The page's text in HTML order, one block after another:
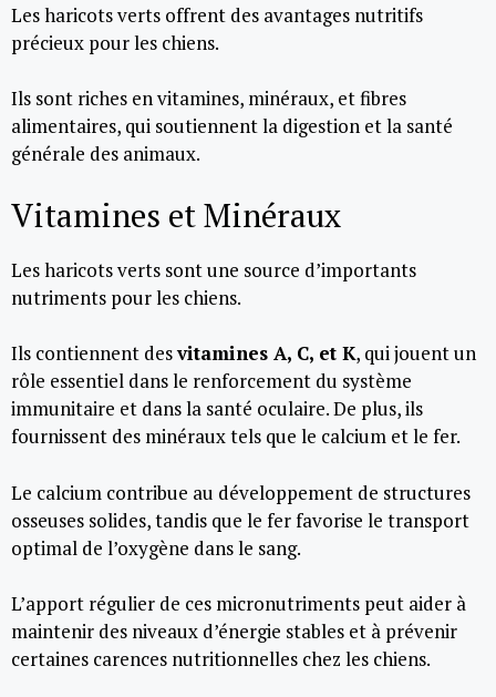
Les haricots verts offrent des avantages nutritifs
précieux pour les chiens.
Ils sont riches en vitamines, minéraux, et fibres
alimentaires, qui soutiennent la digestion et la santé
générale des animaux.
Vitamines et Minéraux
Les haricots verts sont une source d’importants
nutriments pour les chiens.
Ils contiennent desvitamines A, C, et K, qui jouent un
rôle essentiel dans le renforcement du système
immunitaire et dans la santé oculaire. De plus, ils
fournissent des minéraux tels que le calcium et le fer.
Le calcium contribue au développement de structures
osseuses solides, tandis que le fer favorise le transport
optimal de l’oxygène dans le sang.
L’apport régulier de ces micronutriments peut aider à
maintenir des niveaux d’énergie stables et à prévenir
certaines carences nutritionnelles chez les chiens.